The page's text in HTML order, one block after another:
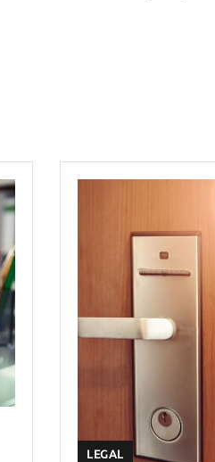
LEGAL